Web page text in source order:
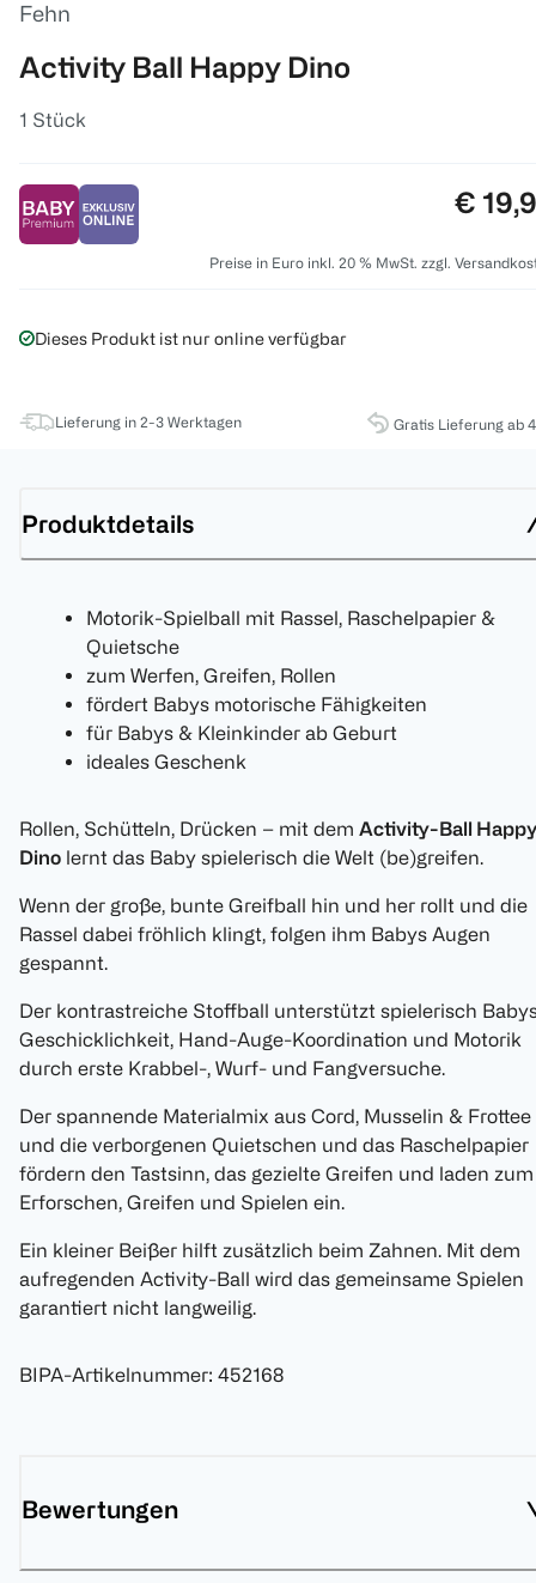
Fehn
Activity Ball Happy Dino
1 Stück
Preis:
€
Preise in Euro inkl. 20 % MwSt. zzgl.
Dieses Produkt ist nur online verfügbar
Lieferung in 2-3 Werktagen Gratis Lieferung ab
Produktdetails
Motorik-Spielball mit Rassel, Raschelpapier &
Quietsche
zum Werfen, Greifen, Rollen
fördert Babys motorische Fähigkeiten
für Babys & Kleinkinder ab Geburt
ideales Geschenk
Rollen, Schütteln, Drücken – mit dem Activity-Ball Happy
Dino lernt das Baby spielerisch die Welt (be)greifen.
Wenn der große, bunte Greifball hin und her rollt und die
Rassel dabei fröhlich klingt, folgen ihm Babys Augen
gespannt.
Der kontrastreiche Stoffball unterstützt spielerisch
Geschicklichkeit, Hand-Auge-Koordination und Motorik
durch erste Krabbel-, Wurf- und Fangversuche.
Der spannende Materialmix aus Cord, Musselin & Frottee
und die verborgenen Quietschen und das Raschelpapier
fördern den Tastsinn, das gezielte Greifen und laden zum
Erforschen, Greifen und Spielen ein.
Ein kleiner Beißer hilft zusätzlich beim Zahnen. Mit dem
aufregenden Activity-Ball wird das gemeinsame Spielen
garantiert nicht langweilig.
BIPA-Artikelnummer: 452168
Bewertungen